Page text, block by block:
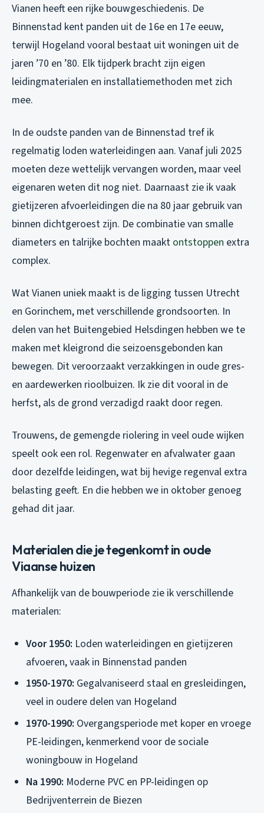
Vianen heeft een rijke bouwgeschiedenis. De
Binnenstad kent panden uit de 16e en 17e eeuw,
terwijl Hogeland vooral bestaat uit woningen uit de
jaren ’70 en ’80. Elk tijdperk bracht zijn eigen
leidingmaterialen en installatiemethoden met zich
mee.
In de oudste panden van de Binnenstad tref ik
regelmatig loden waterleidingen aan. Vanaf juli 2025
moeten deze wettelijk vervangen worden, maar veel
eigenaren weten dit nog niet. Daarnaast zie ik vaak
gietijzeren afvoerleidingen die na 80 jaar gebruik van
binnen dichtgeroest zijn. De combinatie van smalle
diameters en talrijke bochten maakt ontstoppen extra
complex.
Wat Vianen uniek maakt is de ligging tussen Utrecht
en Gorinchem, met verschillende grondsoorten. In
delen van het Buitengebied Helsdingen hebben we te
maken met kleigrond die seizoensgebonden kan
bewegen. Dit veroorzaakt verzakkingen in oude gres-
en aardewerken rioolbuizen. Ik zie dit vooral in de
herfst, als de grond verzadigd raakt door regen.
Trouwens, de gemengde riolering in veel oude wijken
speelt ook een rol. Regenwater en afvalwater gaan
door dezelfde leidingen, wat bij hevige regenval extra
belasting geeft. En die hebben we in oktober genoeg
gehad dit jaar.
Materialen die je tegenkomt in oude
Viaanse huizen
Afhankelijk van de bouwperiode zie ik verschillende
materialen:
Voor 1950: Loden waterleidingen en gietijzeren
afvoeren, vaak in Binnenstad panden
1950-1970: Gegalvaniseerd staal en gresleidingen,
veel in oudere delen van Hogeland
1970-1990: Overgangsperiode met koper en vroege
PE-leidingen, kenmerkend voor de sociale
woningbouw in Hogeland
Na 1990: Moderne PVC en PP-leidingen op
Bedrijventerrein de Biezen